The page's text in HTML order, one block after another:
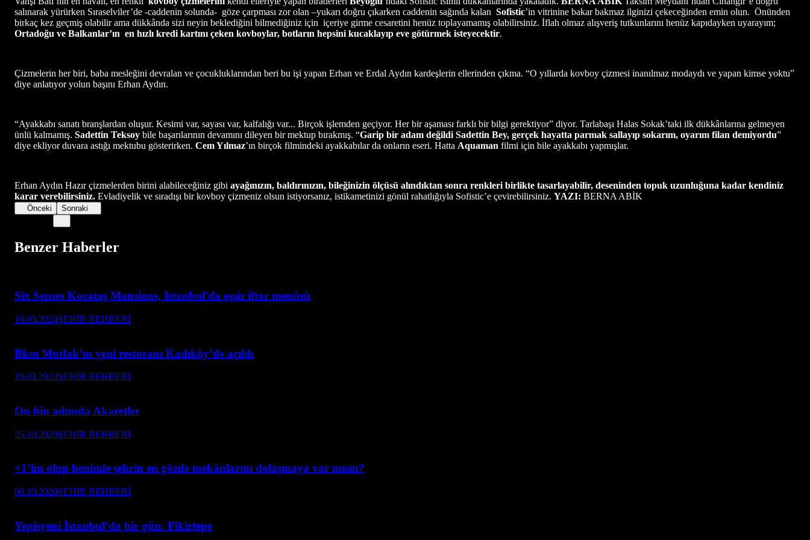
salınarak yürürken Sıraselviler’de -caddenin solunda- göze çarpması zor olan –yukarı doğru çıkarken caddenin sağında kalan Sofistic’in vitrinine bakar bakmaz ilginizi çekeceğinden emin olun. Önünden
birkaç kez geçmiş olabilir ama dükkânda sizi neyin beklediğini bilmediğiniz için içeriye girme cesaretini henüz toplayamamış olabilirsiniz. İflah olmaz alışveriş tutkunlarını henüz kapıdayken uyarayım;
Ortadoğu ve Balkanlar’ın en hızlı kredi kartını çeken kovboylar, botların hepsini kucaklayıp eve götürmek isteyecektir.
Çizmelerin her biri, baba mesleğini devralan ve çocukluklarından beri bu işi yapan Erhan ve Erdal Aydın kardeşlerin ellerinden çıkma. “O yıllarda kovboy çizmesi inanılmaz modaydı ve yapan kimse yoktu”
diye anlatıyor yolun başını Erhan Aydın.
“Ayakkabı sanatı branşlardan oluşur. Kesimi var, sayası var, kalfalığı var... Birçok işlemden geçiyor. Her bir aşaması farklı bir bilgi gerektiyor” diyor. Tarlabaşı Halas Sokak’taki ilk dükkânlarına gelmeyen
ünlü kalmamış. Sadettin Teksoy bile başarılarının devamını dileyen bir mektup bırakmış. “Garip bir adam değildi Sadettin Bey, gerçek hayatta parmak sallayıp sokarım, oyarım filan demiyordu”
diye ekliyor duvara astığı mektubu gösterirken. Cem Yılmaz’ın birçok filmindeki ayakkabılar da onların eseri. Hatta Aquaman filmi için bile ayakkabı yapmışlar.
Erhan Aydın Hazır çizmelerden birini alabileceğiniz gibi ayağınızın, baldırınızın, bileğinizin ölçüsü alındıktan sonra renkleri birlikte tasarlayabilir, deseninden topuk uzunluğuna kadar kendiniz
karar verebilirsiniz. Evladiyelik ve sıradışı bir kovboy çizmeniz olsun istiyorsanız, istikametinizi gönül rahatlığıyla Sofistic’e çevirebilirsiniz. YAZI: BERNA ABİK
Önceki Sonraki
Benzer Haberler
Six Senses Kocataş Mansions, Istanbul'da eşsiz iftar menüsü
16.03.2024ŞEHİR REHBERİ
Bkm Mutfak’ın yeni restoranı Kadıköy’de açıldı
16.03.2024ŞEHİR REHBERİ
On bin adımda Akaretler
25.10.2020ŞEHİR REHBERİ
+1’im olup benimle şehrin en gözde mekânlarını dolaşmaya var mısın?
06.10.2020ŞEHİR REHBERİ
Yepisyeni İstanbul’da bir gün: Fikirtepe